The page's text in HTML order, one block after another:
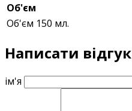
Об'єм
Об'єм 150 мл.
Написати відгук
ім'я